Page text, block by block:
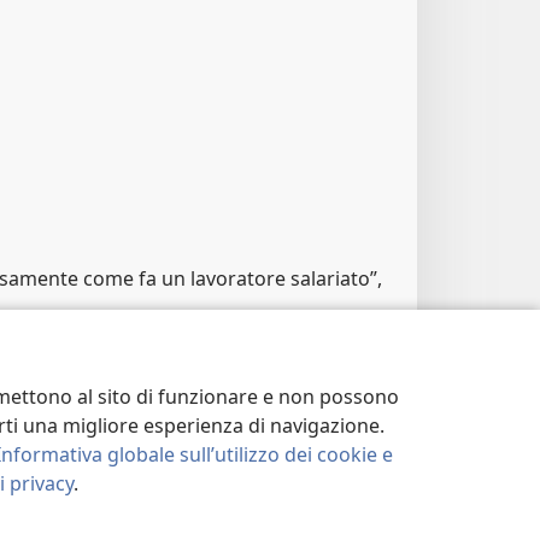
al sito di funzionare e non possono
una migliore esperienza di navigazione.
globale sull’utilizzo dei cookie e
privacy.
come fa un lavoratore salariato”,
47; Sof 2:9